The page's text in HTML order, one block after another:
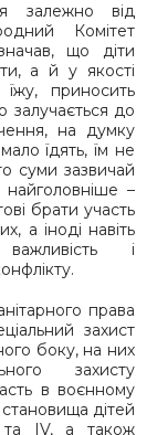
залежно від
Комітет
що діти
а й у якості
приносить
до
на думку
їдять, їм не
суми зазвичай
–
брати участь
а іноді навіть
і
права
захист
боку, на них
захисту
в воєнному
дітей
та IV, а також